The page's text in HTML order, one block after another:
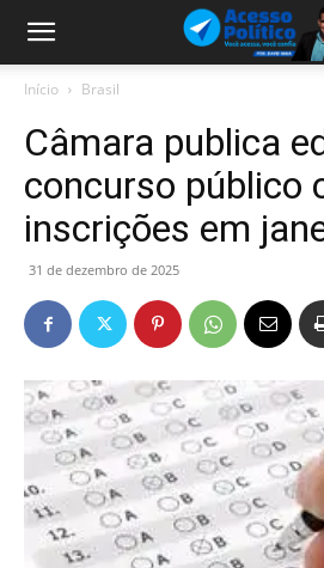
Início Brasil
Câmara publica
concurso público
inscrições em
31 de dezembro de 2025